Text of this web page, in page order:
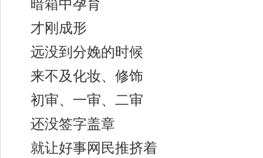
暗箱中孕育
才刚成形
远没到分娩的时候
来不及化妆、修饰
初审、一审、二审
还没签字盖章
就让好事网民推挤着